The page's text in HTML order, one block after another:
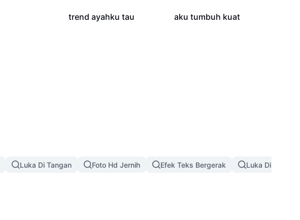
652
trend ayahku tau 337
aku tumbuh kuat
Luka Di Tangan Foto Hd Jernih Efek Teks Bergerak Luka Di Wajah